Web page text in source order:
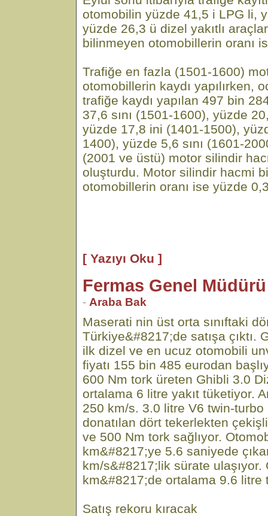
otomobilin yüzde 41,5 i LPG li,
yüzde 26,3 ü dizel yakıtlı
bilinmeyen otomobillerin oranı
Trafiğe en fazla (1501-1600)
otomobillerin kaydı yapılırken,
trafiğe kaydı yapılan 497 bin
37,6 sını (1501-1600), yüzde
yüzde 17,8 ini (1401-1500),
1400), yüzde 5,6 sını (1601-
(2001 ve üstü) motor silindir
oluşturdu. Motor silindir hacmi
otomobillerin oranı ise yüzde
[ Yazıyı Oku ]
Fermas Genel Müdürü
- Araba Bak
Maserati nin üst orta sınıftaki
Türkiye&#8217;de satışa çıktı.
ilk dizel ve en ucuz otomobili
fiyatı 155 bin 485 eurodan
600 Nm tork üreten Ghibli 3.0
ortalama 6 litre yakıt tüketiyor.
250 km/s. 3.0 litre V6 twin-
donatılan dört tekerlekten
ve 500 Nm tork sağlıyor.
km&#8217;ye 5.6 saniyede
km/s&#8217;lik sürate ulaşıyor.
km&#8217;de ortalama 9.6 litre
Satış rekoru kıracak